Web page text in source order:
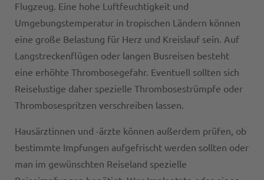
Flugzeug. Eine hohe Luftfeuchtigkeit und
Umgebungstemperatur in tropischen Ländern können
eine große Belastung für Herz und Kreislauf sein. Auf
Langstreckenflügen oder langen Busreisen besteht
eine erhöhte Thrombosegefahr. Eventuell sollten sich
Reiselustige daher spezielle Thrombosestrümpfe oder
Thrombosespritzen verschreiben lassen.
Hausärztinnen und -ärzte können außerdem prüfen, ob
bestimmte Impfungen aufgefrischt werden sollten oder
man im gewünschten Reiseland spezielle